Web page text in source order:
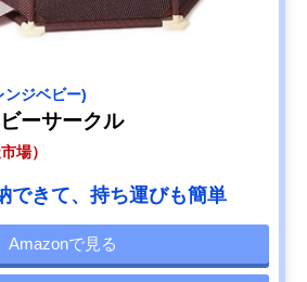
ジベビー)
ーサークル
場）
できて、持ち運びも簡単
Amazonで見る